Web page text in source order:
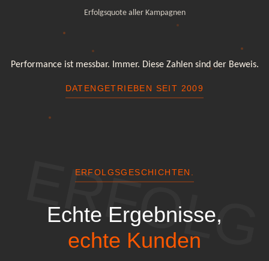
Erfolgsquote aller Kampagnen
Performance ist messbar. Immer. Diese Zahlen sind der Beweis.
DATENGETRIEBEN SEIT 2009
ERFOLG
ERFOLGSGESCHICHTEN.
Echte Ergebnisse,
echte Kunden